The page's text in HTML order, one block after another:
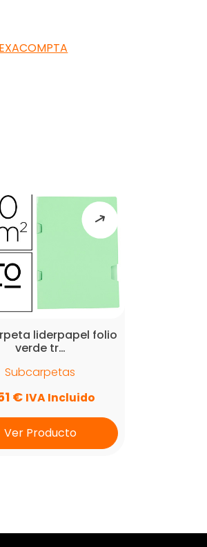
EXACOMPTA
liderpapel folio
verde tr…
Subcarpetas
€ IVA Incluido
Ver Producto